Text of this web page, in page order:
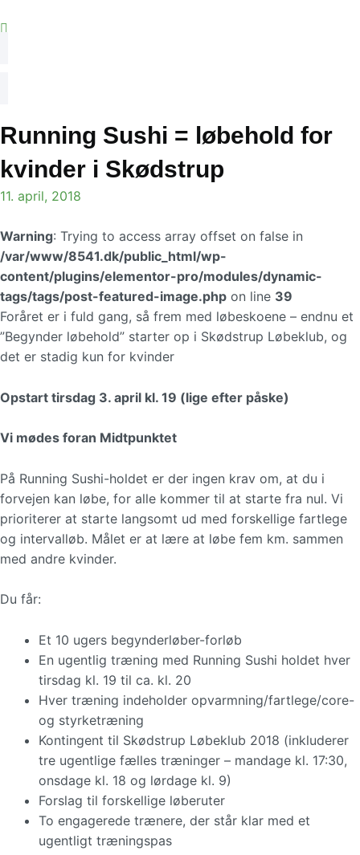
Running Sushi = løbehold for
kvinder i Skødstrup
11. april, 2018
Warning: Trying to access array offset on false in
/var/www/8541.dk/public_html/wp-
content/plugins/elementor-pro/modules/dynamic-
tags/tags/post-featured-image.php on line 39
Foråret er i fuld gang, så frem med løbeskoene – endnu et
”Begynder løbehold” starter op i Skødstrup Løbeklub, og
det er stadig kun for kvinder
Opstart tirsdag 3. april kl. 19 (lige efter påske)
Vi mødes foran Midtpunktet
På Running Sushi-holdet er der ingen krav om, at du i
forvejen kan løbe, for alle kommer til at starte fra nul. Vi
prioriterer at starte langsomt ud med forskellige fartlege
og intervalløb. Målet er at lære at løbe fem km. sammen
med andre kvinder.
Du får:
Et 10 ugers begynderløber-forløb
En ugentlig træning med Running Sushi holdet hver
tirsdag kl. 19 til ca. kl. 20
Hver træning indeholder opvarmning/fartlege/core-
og styrketræning
Kontingent til Skødstrup Løbeklub 2018 (inkluderer
tre ugentlige fælles træninger – mandage kl. 17:30,
onsdage kl. 18 og lørdage kl. 9)
Forslag til forskellige løberuter
To engagerede trænere, der står klar med et
ugentligt træningspas